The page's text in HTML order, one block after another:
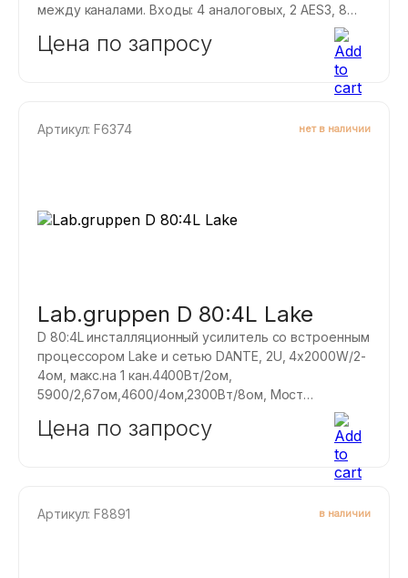
между каналами. Входы: 4 аналоговых, 2 AES3, 8
Euroblock.
Цена по запросу
Артикул: F6374 нет в наличии
Lab.gruppen D 80:4L Lake
D 80:4L инсталляционный усилитель со встроенным
процессором Lake и сетью DANTE, 2U, 4x2000W/2-
4ом, макс.на 1 кан.4400Вт/2ом,
5900/2,67ом,4600/4ом,2300Вт/8ом, Мост
2х4000Вт, 2x3000, свободное распределение
мощности между каналами.
Цена по запросу
Артикул: F8891 в наличии